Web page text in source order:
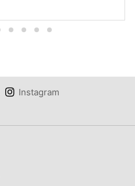
Instagram